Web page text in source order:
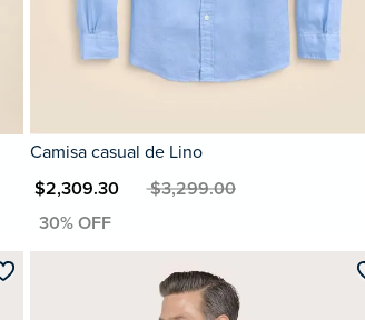
Camisa casual de Lino
MXN $2,309.30MXN $3,299.00